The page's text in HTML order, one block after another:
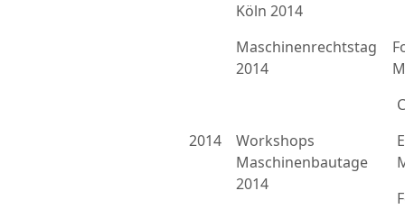
2014
Köln 2014
Maschinenrechtstag
2014
Workshops
Maschinenbautage
2014